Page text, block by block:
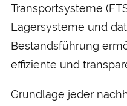
Transportsysteme
Lagersysteme und
Bestandsführung
effiziente und
Grundlage jeder